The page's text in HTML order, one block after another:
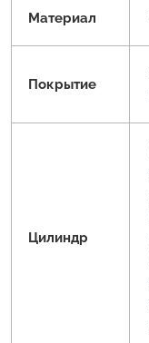
Материал
Покрытие
Цилиндр